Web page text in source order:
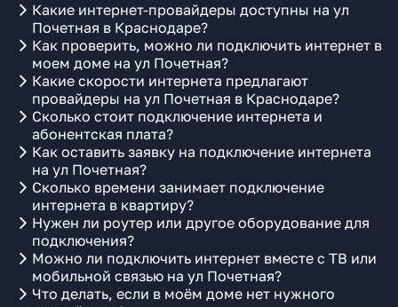
Какие интернет-провайдеры доступны на ул
Почетная в Краснодаре?
Как проверить, можно ли подключить интернет в
моем доме на ул Почетная?
Какие скорости интернета предлагают
провайдеры на ул Почетная в Краснодаре?
Сколько стоит подключение интернета и
абонентская плата?
Как оставить заявку на подключение интернета
на ул Почетная?
Сколько времени занимает подключение
интернета в квартиру?
Нужен ли роутер или другое оборудование для
подключения?
Можно ли подключить интернет вместе с ТВ или
мобильной связью на ул Почетная?
Что делать, если в моём доме нет нужного